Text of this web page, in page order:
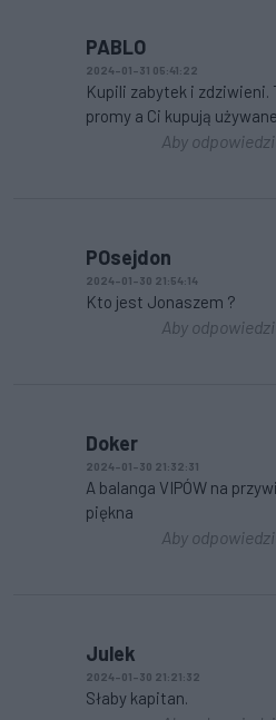
PABLO
2024-01-31 05:41:22
Kupili zabytek i zdziwieni.
promy a Ci kupują
Aby
POsejdon
2024-01-30 21:54:14
Kto jest Jonaszem ?
Aby
Doker
2024-01-30 21:32:31
A balanga VIPÓW na
piękna
Aby
Julek
2024-01-30 21:21:32
Słaby kapitan.